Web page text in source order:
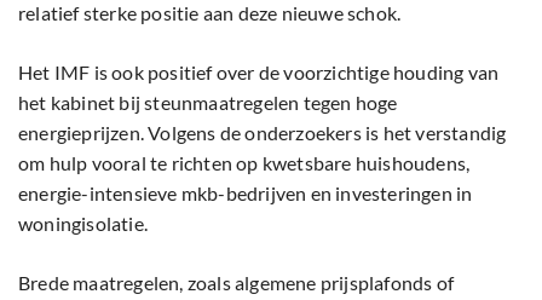
relatief sterke positie aan deze nieuwe schok.
Het IMF is ook positief over de voorzichtige houding van
het kabinet bij steunmaatregelen tegen hoge
energieprijzen. Volgens de onderzoekers is het verstandig
om hulp vooral te richten op kwetsbare huishoudens,
energie-intensieve mkb-bedrijven en investeringen in
woningisolatie.
Brede maatregelen, zoals algemene prijsplafonds of